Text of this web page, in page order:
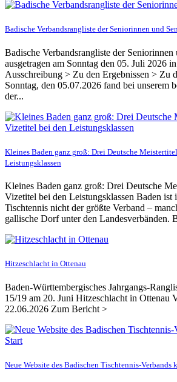
Badische Verbandsrangliste der Seniorinnen und
Badische Verbandsrangliste der Seniorinnen
ausgetragen am Sonntag den 05. Juli 2026
Ausschreibung > Zu den Ergebnissen > Zu
Sonntag, den 05.07.2026 fand bei unserem
der...
Kleines Baden ganz groß: Drei Deutsche
Leistungsklassen
Kleines Baden ganz groß: Drei Deutsche
Vizetitel bei den Leistungsklassen Baden ist
Tischtennis nicht der größte Verband –
gallische Dorf unter den Landesverbänden.
Hitzeschlacht in Ottenau
Baden-Württembergisches Jahrgangs-
15/19 am 20. Juni Hitzeschlacht in Ottenau
22.06.2026 Zum Bericht >
Neue Website des Badischen Tischtennis-Verbands